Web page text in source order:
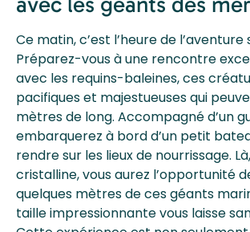
Ce matin, c’est l’heure de
Préparez-vous à une rencontre
avec les requins-baleines, ces
pacifiques et majestueuses qui
mètres de long. Accompagné d’un
embarquerez à bord d’un petit
rendre sur les lieux de nourrissage.
cristalline, vous aurez l’opportunité
quelques mètres de ces géants
taille impressionnante vous laisse